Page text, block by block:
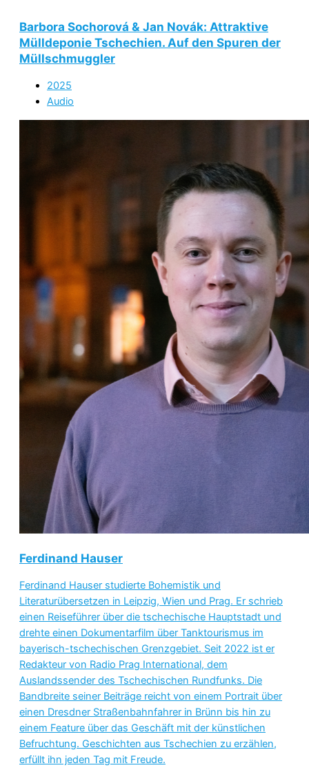
Barbora Sochorová & Jan Novák: Attraktive
Mülldeponie Tschechien. Auf den Spuren der
Müllschmuggler
2025
Audio
Ferdinand Hauser
Ferdinand Hauser studierte Bohemistik und
Literaturübersetzen in Leipzig, Wien und Prag. Er schrieb
einen Reiseführer über die tschechische Hauptstadt und
drehte einen Dokumentarfilm über Tanktourismus im
bayerisch-tschechischen Grenzgebiet. Seit 2022 ist er
Redakteur von Radio Prag International, dem
Auslandssender des Tschechischen Rundfunks. Die
Bandbreite seiner Beiträge reicht von einem Portrait über
einen Dresdner Straßenbahnfahrer in Brünn bis hin zu
einem Feature über das Geschäft mit der künstlichen
Befruchtung. Geschichten aus Tschechien zu erzählen,
erfüllt ihn jeden Tag mit Freude.